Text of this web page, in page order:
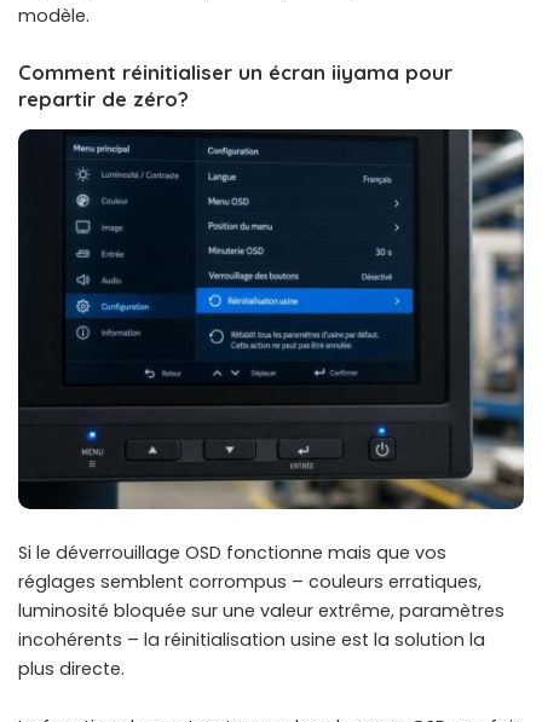
modèle.
Comment réinitialiser un écran iiyama pour
repartir de zéro?
Si le déverrouillage OSD fonctionne mais que vos
réglages semblent corrompus – couleurs erratiques,
luminosité bloquée sur une valeur extrême, paramètres
incohérents – la réinitialisation usine est la solution la
plus directe.